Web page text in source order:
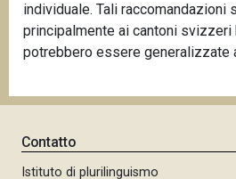
individuale. Tali raccomandazioni
principalmente ai cantoni svizzeri
potrebbero essere generalizzate
Contatto
Istituto di plurilinguismo